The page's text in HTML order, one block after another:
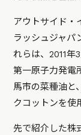
アウトサイド・
ラッシュジャパ
れらは、2011年
第一原子力発電
馬市の菜種油と
クコットンを使
先で紹介した株